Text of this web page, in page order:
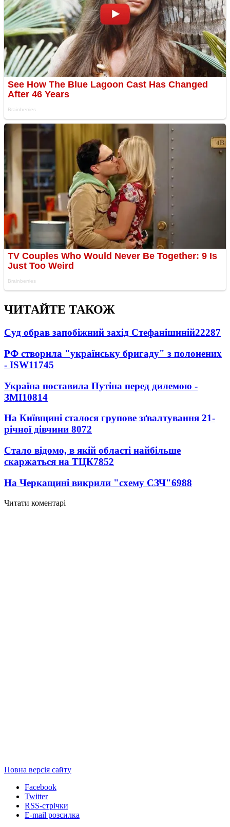
ЧИТАЙТЕ ТАКОЖ
Суд обрав запобіжний захід Стефанішиній22287
РФ створила "українську бригаду" з полонених
- ISW11745
Україна поставила Путіна перед дилемою -
ЗМІ10814
На Київщині сталося групове зґвалтування 21-
річної дівчини 8072
Стало відомо, в якій області найбільше
скаржаться на ТЦК7852
На Черкащині викрили "схему СЗЧ"6988
Читати коментарі
Повна версія сайту
Facebook
Twitter
RSS-стрічки
E-mail розсилка